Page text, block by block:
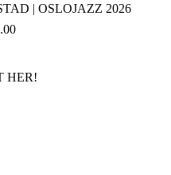
| OSLOJAZZ 2026
HER!